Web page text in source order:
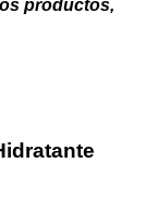
productos,